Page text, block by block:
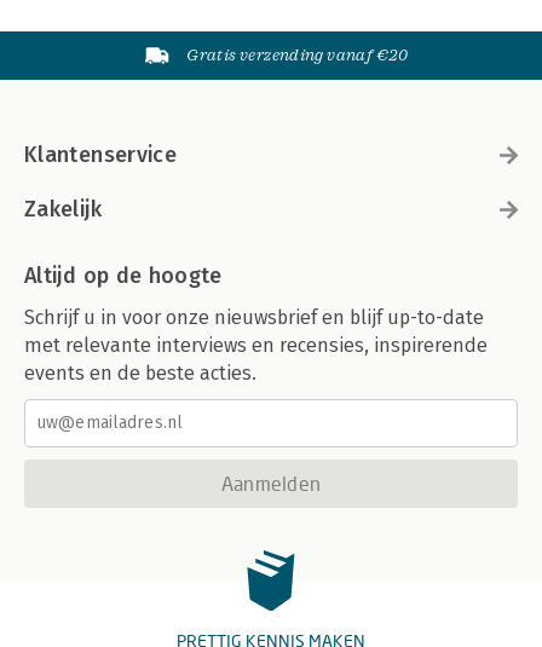
Gratis verzending vanaf €20
Klantenservice
Zakelijk
Altijd op de hoogte
Schrijf u in voor onze nieuwsbrief en blijf up-to-date
met relevante interviews en recensies, inspirerende
events en de beste acties.
Aanmelden
PRETTIG KENNIS MAKEN